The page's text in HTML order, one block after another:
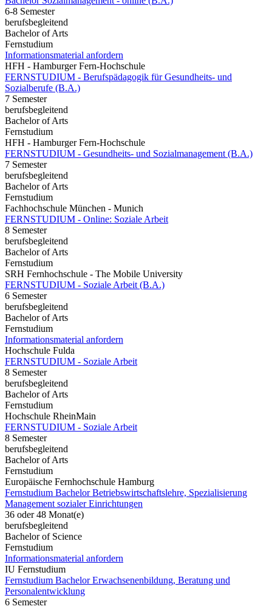
6-8 Semester
berufsbegleitend
Bachelor of Arts
Fernstudium
Informationsmaterial anfordern
HFH - Hamburger Fern-Hochschule
FERNSTUDIUM - Berufspädagogik für Gesundheits- und
Sozialberufe (B.A.)
7 Semester
berufsbegleitend
Bachelor of Arts
Fernstudium
HFH - Hamburger Fern-Hochschule
FERNSTUDIUM - Gesundheits- und Sozialmanagement (B.A.)
7 Semester
berufsbegleitend
Bachelor of Arts
Fernstudium
Fachhochschule München - Munich
FERNSTUDIUM - Online: Soziale Arbeit
8 Semester
berufsbegleitend
Bachelor of Arts
Fernstudium
SRH Fernhochschule - The Mobile University
FERNSTUDIUM - Soziale Arbeit (B.A.)
6 Semester
berufsbegleitend
Bachelor of Arts
Fernstudium
Informationsmaterial anfordern
Hochschule Fulda
FERNSTUDIUM - Soziale Arbeit
8 Semester
berufsbegleitend
Bachelor of Arts
Fernstudium
Hochschule RheinMain
FERNSTUDIUM - Soziale Arbeit
8 Semester
berufsbegleitend
Bachelor of Arts
Fernstudium
Europäische Fernhochschule Hamburg
Fernstudium Bachelor Betriebswirtschaftslehre, Spezialisierung
Management sozialer Einrichtungen
36 oder 48 Monat(e)
berufsbegleitend
Bachelor of Science
Fernstudium
Informationsmaterial anfordern
IU Fernstudium
Fernstudium Bachelor Erwachsenenbildung, Beratung und
Personalentwicklung
6 Semester